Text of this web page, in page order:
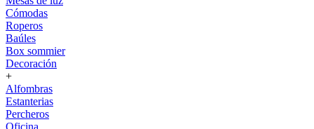
Cómodas
Roperos
Baúles
Box sommier
Decoración
+
Alfombras
Estanterias
Percheros
Oficina